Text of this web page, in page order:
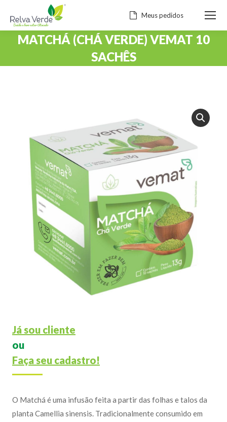
Meus pedidos
MATCHÁ (CHÁ VERDE) VEMAT 10
SACHÊS
Já sou cliente
ou
Faça seu cadastro!
O Matchá é uma infusão feita a partir das folhas e talos da
planta Camellia sinensis. Tradicionalmente consumido em